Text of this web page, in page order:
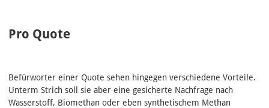
Pro Quote
Befürworter einer Quote sehen hingegen verschiedene Vorteile.
Unterm Strich soll sie aber eine gesicherte Nachfrage nach
Wasserstoff, Biomethan oder eben synthetischem Methan